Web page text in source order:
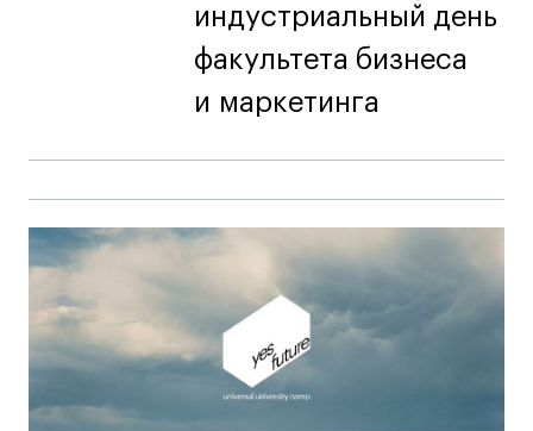
Политика конфиденциальности
Публичная оферта
Условия возврата
Кредит на образование с господдержкой
Лицензия на осуществление образовательной
деятельности АНО ВО «Универсальный
Университет»
Карта сайта
индустриальный день
факультета бизнеса
и маркетинга